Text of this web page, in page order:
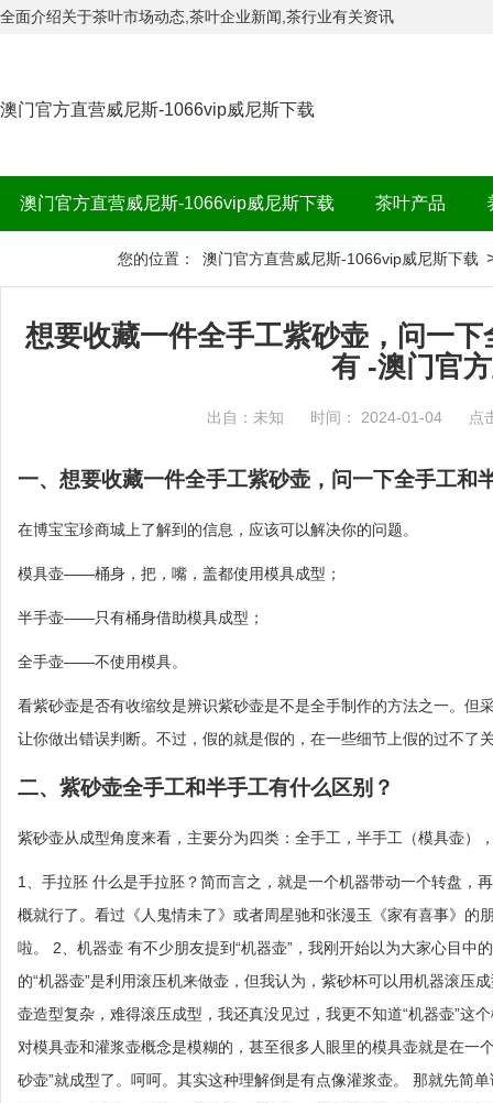
全面介绍关于茶叶市场动态,茶叶企业新闻,茶行业有关资讯
澳门官方直营威尼斯-1066vip威尼斯下载
澳门官方直营威尼斯-1066vip威尼斯下载 茶叶产品
您的位置： 澳门官方直营威尼斯-1066vip威尼斯下载
想要收藏一件全手工紫砂壶，问一
有 -澳门官
出自：未知 时间： 2024-01-04 点
一、想要收藏一件全手工紫砂壶，问一下全手工和
在博宝宝珍商城上了解到的信息，应该可以解决你的问题。
模具壶——桶身，把，嘴，盖都使用模具成型；
半手壶——只有桶身借助模具成型；
全手壶——不使用模具。
看紫砂壶是否有收缩纹是辨识紫砂壶是不是全手制作的方法之一。
让你做出错误判断。不过，假的就是假的，在一些细节上假的过不了
二、紫砂壶全手工和半手工有什么区别？
紫砂壶从成型角度来看，主要分为四类：全手工，半手工（模具壶）
1、手拉胚 什么是手拉胚？简而言之，就是一个机器带动一个转盘，
概就行了。看过《人鬼情未了》或者周星驰和张漫玉《家有喜事》
啦。 2、机器壶 有不少朋友提到“机器壶”，我刚开始以为大家心目
的“机器壶”是利用滚压机来做壶，但我认为，紫砂杯可以用机器滚压
壶造型复杂，难得滚压成型，我还真没见过，我更不知道“机器壶”这
对模具壶和灌浆壶概念是模糊的，甚至很多人眼里的模具壶就是在一
砂壶”就成型了。呵呵。其实这种理解倒是有点像灌浆壶。 那就先简